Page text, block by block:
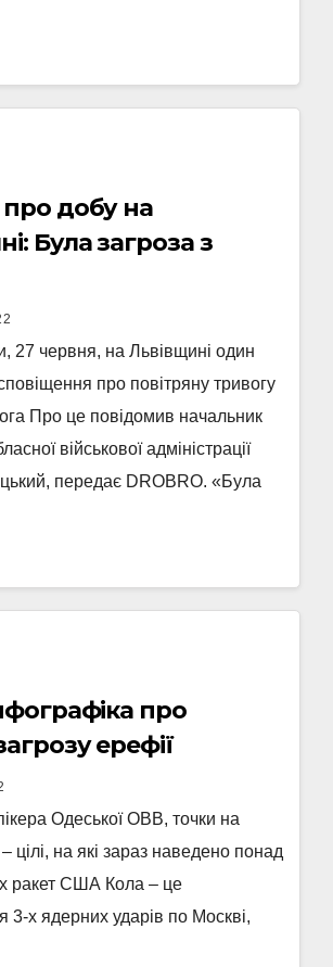
про добу на
Була загроза з
27 червня, на Львівщині один
про повітряну тривогу
Про це повідомив начальник
військової адміністрації
передає DROBRO. «Була
про
ерефії
Одеської ОВВ, точки на
цілі, на які зараз наведено понад
ракет США Кола – це
3-х ядерних ударів по Москві,